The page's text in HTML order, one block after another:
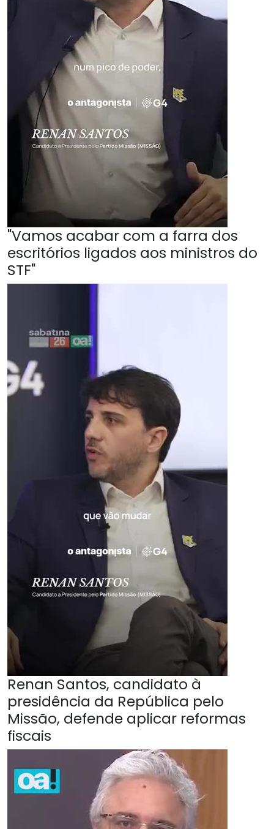
"Vamos acabar com a farra dos
escritórios ligados aos ministros do
STF"
Renan Santos, candidato à
presidência da República pelo
Missão, defende aplicar reformas
fiscais